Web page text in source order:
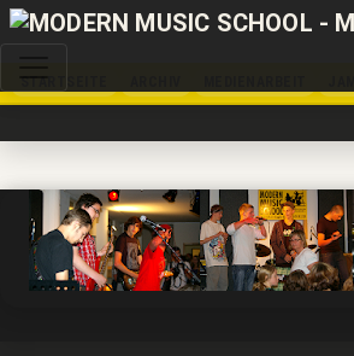
STARTSEITE